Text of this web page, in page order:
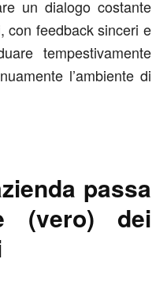
un dialogo costante
con feedback sinceri e
tempestivamente
l’ambiente di
passa
(vero) dei